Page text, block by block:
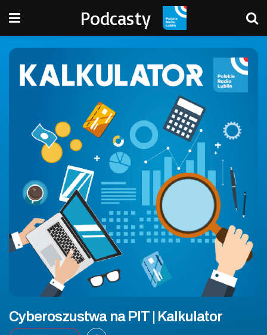
Podcasty
Cyberoszustwa na PIT | Kalkulator